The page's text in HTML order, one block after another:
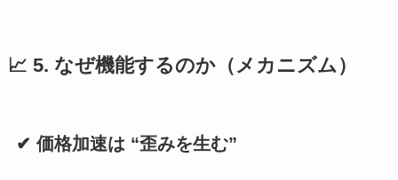
📈 5. なぜ機能するのか（メカニズム）
✔ 価格加速は “歪みを生む”